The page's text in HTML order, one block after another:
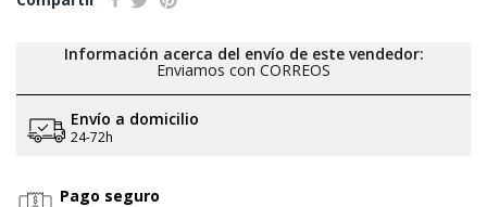
Información acerca del envío de este vendedor:
Enviamos con CORREOS
Envío a domicilio
24-72h
Pago seguro